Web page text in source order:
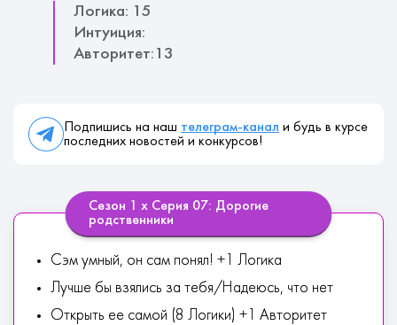
Логика: 15
Интуиция:
Авторитет:13
Подпишись на наш телеграм-канал и будь в курсе
последних новостей и конкурсов!
Сезон 1 х Серия 07: Дорогие
родственники
Сэм умный, он сам понял! +1 Логика
Лучше бы взялись за тебя/Надеюсь, что нет
Открыть ее самой (8 Логики) +1 Авторитет